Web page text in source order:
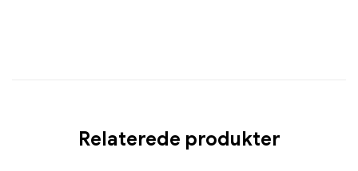
Relaterede produkter